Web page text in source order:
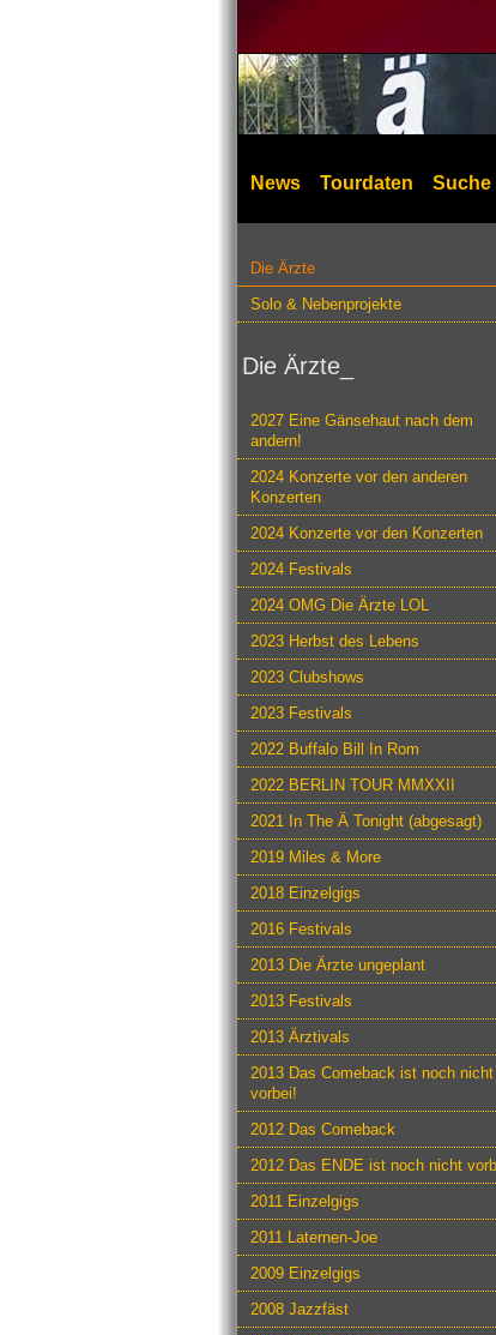
News Tourdaten Suche
Die Ärzte
Solo & Nebenprojekte
Die Ärzte_
2027 Eine Gänsehaut nach dem
andern!
2024 Konzerte vor den anderen
Konzerten
2024 Konzerte vor den Konzerten
2024 Festivals
2024 OMG Die Ärzte LOL
2023 Herbst des Lebens
2023 Clubshows
2023 Festivals
2022 Buffalo Bill In Rom
2022 BERLIN TOUR MMXXII
2021 In The Ä Tonight (abgesagt)
2019 Miles & More
2018 Einzelgigs
2016 Festivals
2013 Die Ärzte ungeplant
2013 Festivals
2013 Ärztivals
2013 Das Comeback ist noch nicht
vorbei!
2012 Das Comeback
2012 Das ENDE ist noch nicht
2011 Einzelgigs
2011 Laternen-Joe
2009 Einzelgigs
2008 Jazzfäst